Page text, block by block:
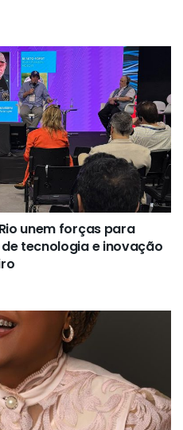
unem forças para
tecnologia e inovação